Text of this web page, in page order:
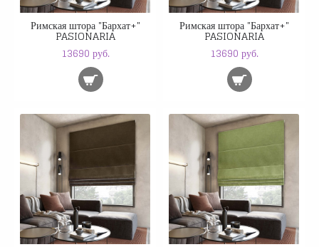
Римская штора "Бархат+"
PASIONARIA
13690 руб.
Римская штора "Бархат+"
PASIONARIA
13690 руб.